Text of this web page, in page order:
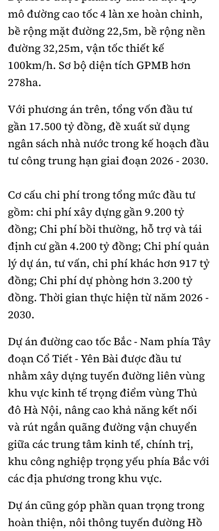
Tổng biên tập:Nguyễn Thị Hồng Nga
Phó Tổng biên tập:
Nguyễn Đức Thắng, La Đức Hùng
Hotline:
0901 514 799
Quảng cáo và Phát hành:
0915 057 282
Email:bandoc@baoxaydung.vn
chấp thuận bằng văn bản.
mô đường cao tốc 4 làn xe hoàn chỉnh,
bề rộng mặt đường 22,5m, bề rộng nền
đường 32,25m, vận tốc thiết kế
100km/h. Sơ bộ diện tích GPMB hơn
278ha.
Với phương án trên, tổng vốn đầu tư
gần 17.500 tỷ đồng, đề xuất sử dụng
ngân sách nhà nước trong kế hoạch đầu
tư công trung hạn giai đoạn 2026 - 2030.
Cơ cấu chi phí trong tổng mức đầu tư
gồm: chi phí xây dựng gần 9.200 tỷ
đồng; Chi phí bồi thường, hỗ trợ và tái
định cư gần 4.200 tỷ đồng; Chi phí quản
lý dự án, tư vấn, chi phí khác hơn 917 tỷ
đồng; Chi phí dự phòng hơn 3.200 tỷ
đồng. Thời gian thực hiện từ năm 2026 -
2030.
Dự án đường cao tốc Bắc - Nam phía Tây
đoạn Cổ Tiết - Yên Bài được đầu tư
nhằm xây dựng tuyến đường liên vùng
khu vực kinh tế trọng điểm vùng Thủ
đô Hà Nội, nâng cao khả năng kết nối
và rút ngắn quãng đường vận chuyển
giữa các trung tâm kinh tế, chính trị,
khu công nghiệp trọng yếu phía Bắc với
các địa phương trong khu vực.
Dự án cũng góp phần quan trọng trong
hoàn thiện, nôi thông tuyến đường Hồ